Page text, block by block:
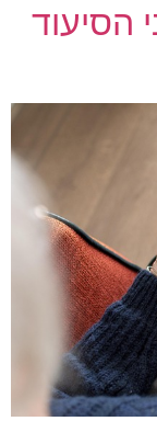
הסיעוד